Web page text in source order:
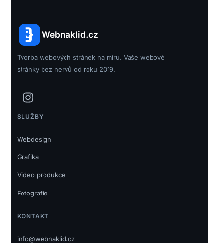
Webnaklid.cz
Tvorba webových stránek na míru. Vaše webové
stránky bez nervů od roku 2019.
SLUŽBY
Webdesign
Grafika
Video produkce
Fotografie
KONTAKT
info@webnaklid.cz